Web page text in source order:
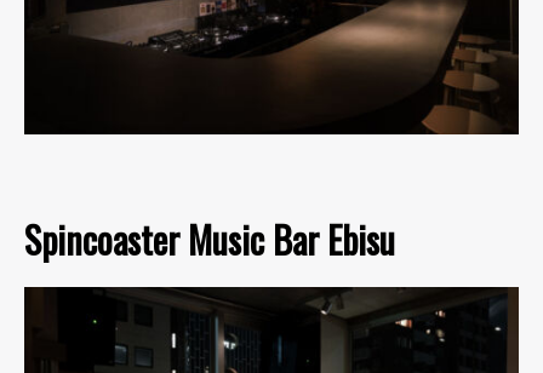
Spincoaster Music Bar Ebisu